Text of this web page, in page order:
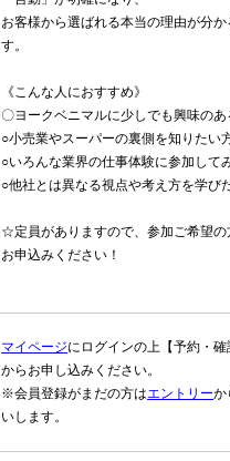
お客様から選ばれる本当の理由が分か
す。
《こんな人におすすめ》
〇ヨークベニマルに少しでも興味のあ
○小売業やスーパーの裏側を知りたい
○いろんな業界の仕事体験に参加して
○他社とは異なる視点や考え方を学び
☆定員がありますので、参加ご希望の
お申込みください！
マイページにログインの上【予約・確
からお申し込みください。
※会員登録がまだの方はエントリーか
いします。